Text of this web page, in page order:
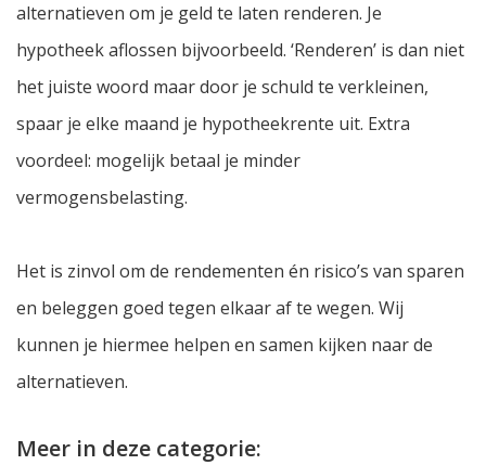
alternatieven om je geld te laten renderen. Je
hypotheek aflossen bijvoorbeeld. ‘Renderen’ is dan niet
het juiste woord maar door je schuld te verkleinen,
spaar je elke maand je hypotheekrente uit. Extra
voordeel: mogelijk betaal je minder
vermogensbelasting.
Het is zinvol om de rendementen én risico’s van sparen
en beleggen goed tegen elkaar af te wegen. Wij
kunnen je hiermee helpen en samen kijken naar de
alternatieven.
Meer in deze categorie: